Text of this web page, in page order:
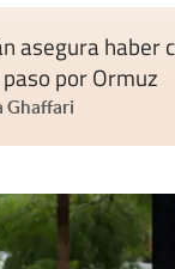
asegura haber
por Ormuz
Ghaffari